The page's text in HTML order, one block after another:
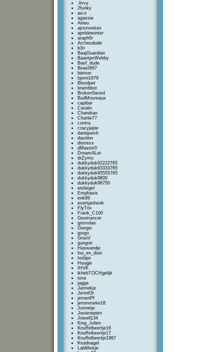
.livvy
2funky
aa-o
agassie
Aineo
ajrsmeekes
aprildewinter
araph0r
Archeodude
b3n
BaajGuardian
BaantjerWebby
Basf_dude
Beast667
bietser
bjorni1979
Bloodpet
brambbot
BrokenSword
BudMoureaux
capibar
Caralin
Chandran
Charlie77
contra
crazyjapie
daniquevb
davidov
distrexx
dMaestr0
DreamALot
drZymo
dukkyduk92222765
dukkyduk93333765
dukkyduk95555765
dukkyduk9800
dukkyduk98750
eisbegel
Emphasis
enk89
evertjanhenk
FlyTrix
Frank_C100
Geomancer
gimmilan
Giorgio
gorgo
GrooV
gungnir
Haswandje
hoi_en_doei
hotlips
Huugje
IHVK
ikhebTOCHgelijk
iona
jagga
Jannekje
Jennif3r
jeroenPf
jerommeke18
Jonnetje
Josienepien
Jowell134
King_Julien
Knuffelbeertje16
Knuffelbeertje17
Knuffelbeertje1987
Kruidnagel
LabMeisje